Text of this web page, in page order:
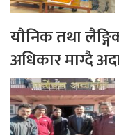
यौनिक तथा
अधिकार माग्दै